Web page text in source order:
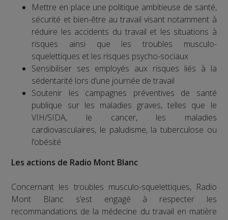
Mettre en place une politique ambitieuse de santé,
sécurité et bien-être au travail visant notamment à
réduire les accidents du travail et les situations à
risques ainsi que les troubles musculo-
squelettiques et les risques psycho-sociaux
Sensibiliser ses employés aux risques liés à la
sédentarité lors d’une journée de travail
Soutenir les campagnes préventives de santé
publique sur les maladies graves, telles que le
VIH/SIDA, le cancer, les maladies
cardiovasculaires, le paludisme, la tuberculose ou
l’obésité
Les actions de Radio Mont Blanc
Concernant les troubles musculo-squelettiques, Radio
Mont Blanc s’est engagé à respecter les
recommandations de la médecine du travail en matière